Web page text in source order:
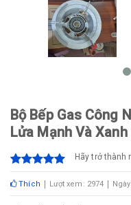
Bộ Bếp Gas Công
Lửa Mạnh Và Xanh
Hãy trở thành
Thích Lượt xem: 2974